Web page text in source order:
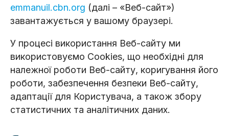
emmanuil.cbn.org (далі – «Веб-сайт»)
завантажується у вашому браузері.
У процесі використання Веб-сайту ми
використовуємо Cookies, що необхідні для
належної роботи Веб-сайту, коригування його
роботи, забезпечення безпеки Веб-сайту,
адаптації для Користувача, а також збору
статистичних та аналітичних даних.